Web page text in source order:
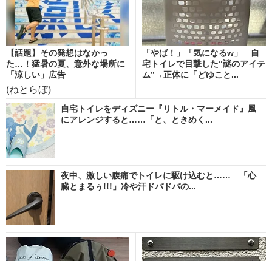
【話題】その発想はなかっ
た…！猛暑の夏、意外な場所に
「涼しい」広告
(ねとらぼ)
「やば！」「気になるw」 自
宅トイレで目撃した“謎のアイテ
ム”→正体に「どゆこと...
自宅トイレをディズニー『リトル・マーメイド』風
にアレンジすると……「と、ときめく...
夜中、激しい腹痛でトイレに駆け込むと…… 「心
臓とまるぅ!!!」冷や汗ドバドバの...